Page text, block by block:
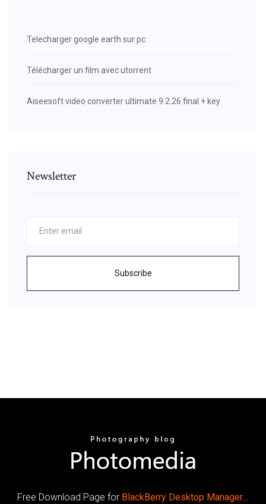
Telecharger google earth sur pc
Télécharger un film avec utorrent
Aiseesoft video converter ultimate 9.2.26 final + key
Newsletter
Subscribe
Free Download Page for BlackBerry Desktop Manager